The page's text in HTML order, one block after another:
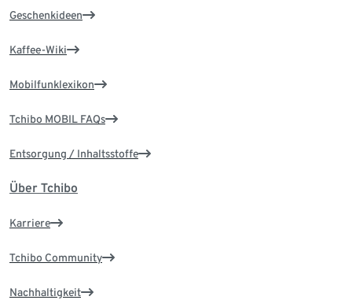
Geschenkideen
Kaffee-Wiki
Mobilfunklexikon
Tchibo MOBIL FAQs
Entsorgung / Inhaltsstoffe
Über Tchibo
Karriere
Tchibo Community
Nachhaltigkeit